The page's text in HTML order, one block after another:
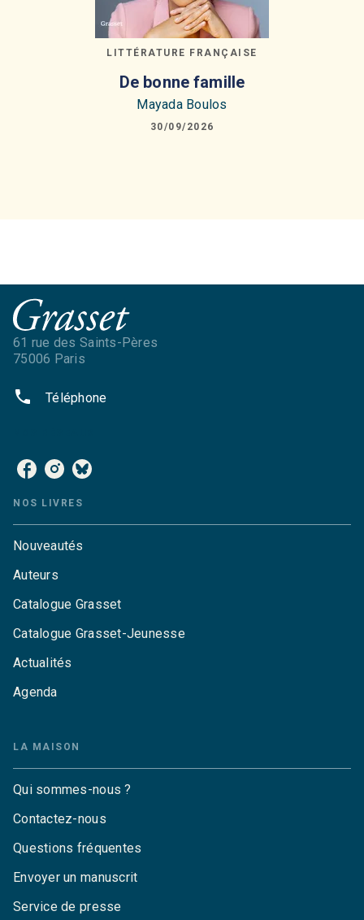
LITTÉRATURE FRANÇAISE
De bonne famille
Mayada Boulos
30/09/2026
61 rue des Saints-Pères
75006 Paris
phone Téléphone
NOS LIVRES
Nouveautés
Auteurs
Catalogue Grasset
Catalogue Grasset-Jeunesse
Actualités
Agenda
LA MAISON
Qui sommes-nous ?
Contactez-nous
Questions fréquentes
Envoyer un manuscrit
Service de presse